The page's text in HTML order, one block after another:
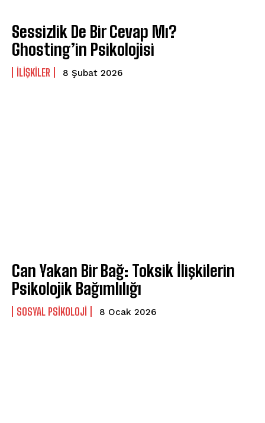
Sessizlik De Bir Cevap Mı?
Ghosting’in Psikolojisi
İLIŞKILER 8 Şubat 2026
Can Yakan Bir Bağ: Toksik İlişkilerin
Psikolojik Bağımlılığı
SOSYAL PSIKOLOJI 8 Ocak 2026